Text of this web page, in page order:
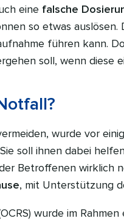
eine falsche
so etwas auslösen.
führen kann.
soll, wenn diese
wurde vor
soll ihnen dabei
Betroffenen wirklich
, mit Unterstützung
wurde im